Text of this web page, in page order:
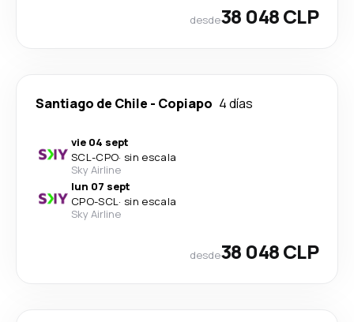
desde38 048 CLP
Santiago de Chile - Copiapo 4 días
vie 04 sept
SCL-CPO· sin escala
Sky Airline
lun 07 sept
CPO-SCL· sin escala
Sky Airline
desde38 048 CLP